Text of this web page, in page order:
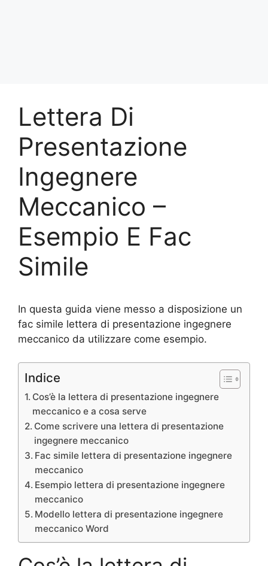
Lettera Di
Presentazione
Ingegnere
Meccanico –
Esempio E Fac
Simile
In questa guida viene messo a disposizione un
fac simile lettera di presentazione ingegnere
meccanico da utilizzare come esempio.
Indice
Cos’è la lettera di presentazione ingegnere
meccanico e a cosa serve
Come scrivere una lettera di presentazione
ingegnere meccanico
Fac simile lettera di presentazione ingegnere
meccanico
Esempio lettera di presentazione ingegnere
meccanico
Modello lettera di presentazione ingegnere
meccanico Word